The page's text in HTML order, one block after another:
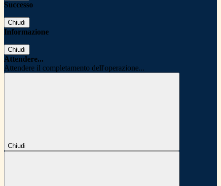
Successo
Chiudi
Informazione
Chiudi
Attendere...
Attendere il completamento dell'operazione...
Chiudi